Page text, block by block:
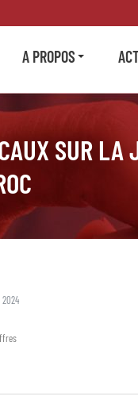
A PROPOS
SUR LA